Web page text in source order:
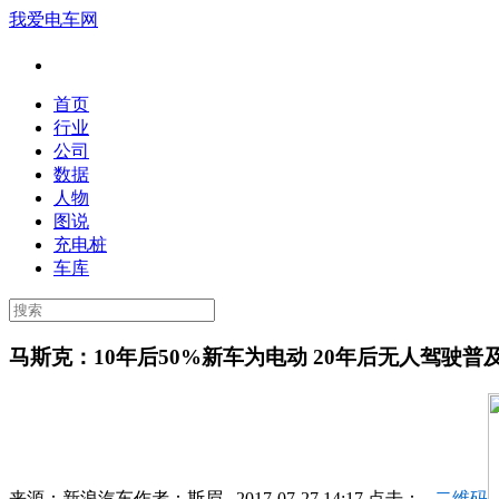
我爱电车网
首页
行业
公司
数据
人物
图说
充电桩
车库
马斯克：10年后50%新车为电动 20年后无人驾驶普